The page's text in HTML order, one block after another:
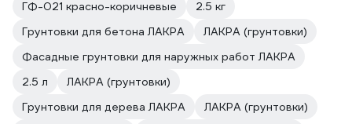
ГФ-021 красно-коричневые
2.5 кг
Грунтовки для бетона ЛАКРА
ЛАКРА (грунтовки)
Фасадные грунтовки для наружных работ ЛАКРА
2.5 л
ЛАКРА (грунтовки)
Грунтовки для дерева ЛАКРА
ЛАКРА (грунтовки)